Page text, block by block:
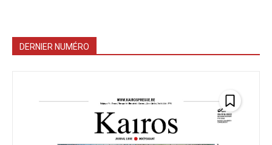
DERNIER NUMÉRO